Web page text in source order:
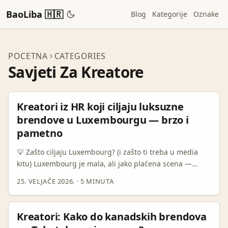
BaoLiba 🇭🇷 Blog Kategorije Oznake
POCETNA CATEGORIES
Savjeti Za Kreatore
Kreatori iz HR koji ciljaju luksuzne
brendove u Luxembourgu — brzo i
pametno
💡 Zašto ciljaju Luxembourg? (i zašto ti treba u media
kitu) Luxembourg je mala, ali jako plaćena scena —
puno head-office-a EU financijskih i premium usluga, a
brendovi tamo često traže diskretne, visokokvalitetne
suradnje. Ako želiš da tvoj media kit ima težinu, dodati
suradnju s jednim ili dva lukseuzna brenda može
značiti: bolju cijenu po objavi, povjerenje drugih
25. VELJAČE 2026. · 5 MINUTA
Kreatori: Kako do kanadskih brendova